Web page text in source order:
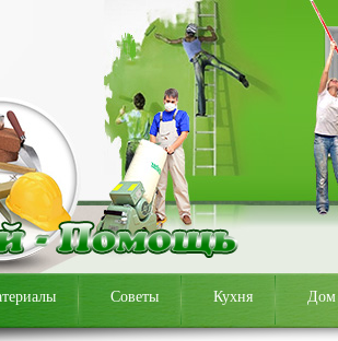
Советы Кухня Дом